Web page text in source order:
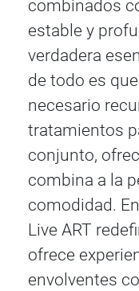
combinados
estable y
verdadera
de todo es
necesario
tratamientos
conjunto,
combina a la
comodidad.
Live ART
ofrece
envolventes